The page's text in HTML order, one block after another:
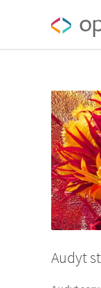
Audyt